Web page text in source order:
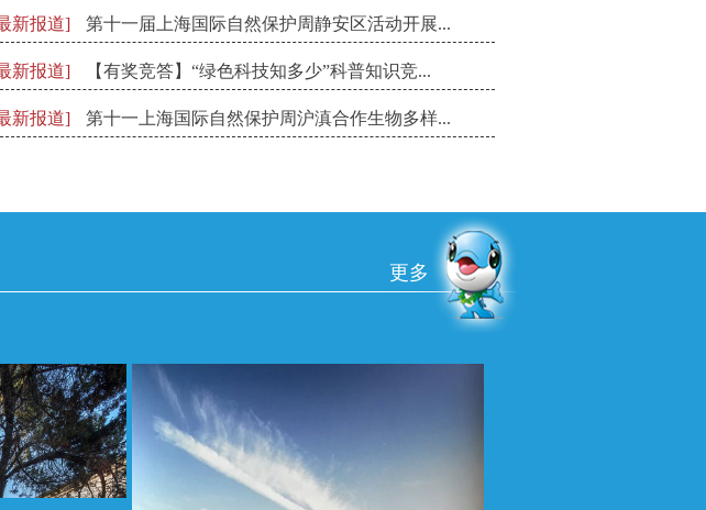
新报道] 第十一届上海国际自然保护周静安区活动开展...
新报道] 【有奖竞答】“绿色科技知多少”科普知识竞...
新报道] 第十一上海国际自然保护周沪滇合作生物多样...
更多